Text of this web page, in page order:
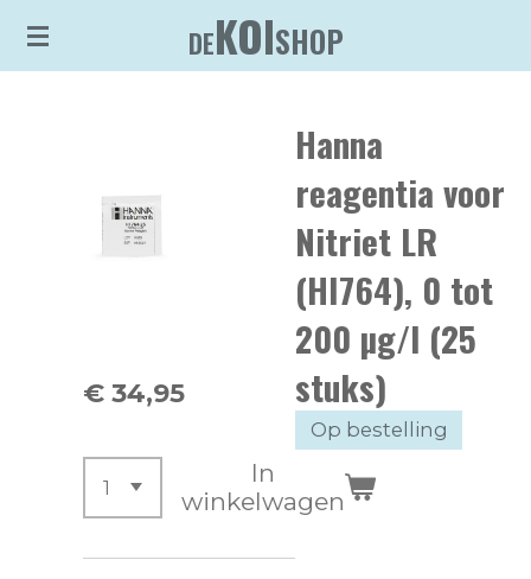
Ga
DEKOISHOP
Hanna
reagentia voor
Nitriet LR
(HI764), 0 tot
200 µg/l (25
stuks)
Op bestelling
€ 34,95
In
winkelwagen